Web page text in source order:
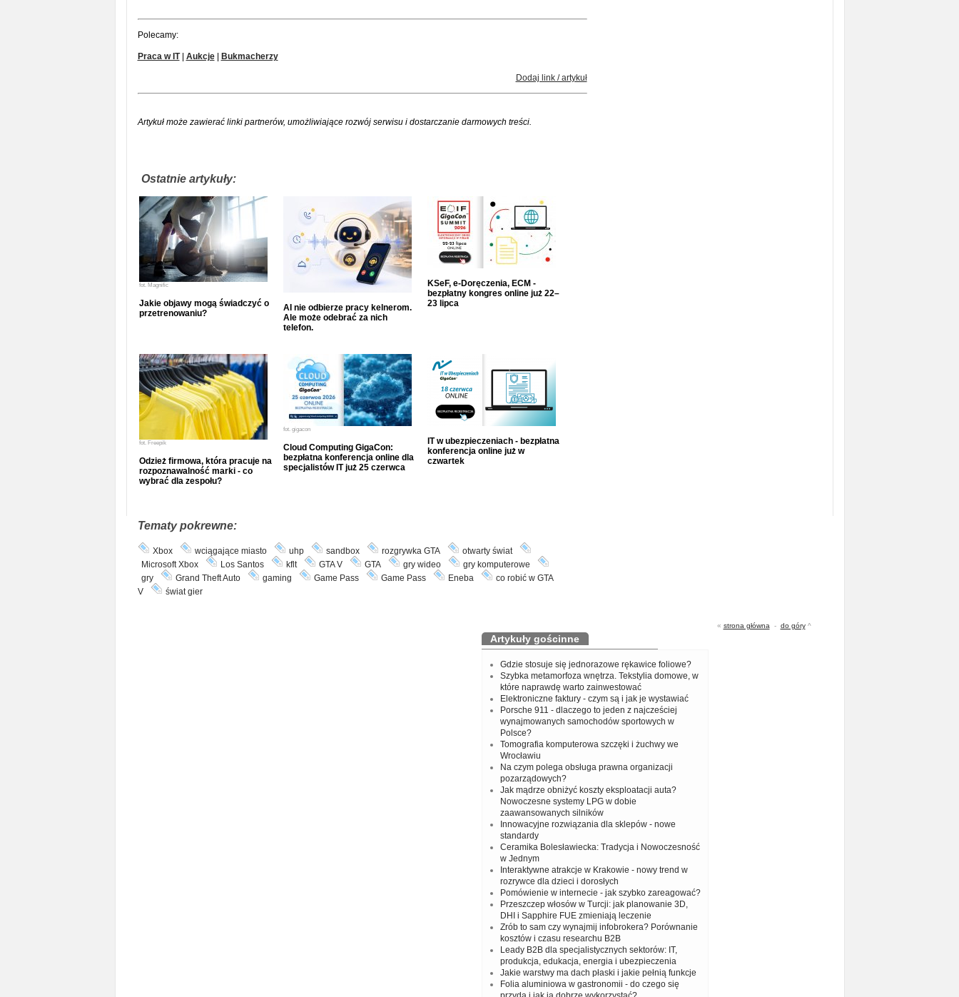
Polecamy:
Praca w IT| Aukcje| Bukmacherzy
Dodaj link / artykuł
Artykuł może zawierać linki partnerów, umożliwiające rozwój serwisu i dostarczanie darmowych treści.
Ostatnie artykuły:
fot. Magnific
Jakie objawy mogą świadczyć o
przetrenowaniu?
AI nie odbierze pracy kelnerom.
Ale może odebrać za nich
telefon.
KSeF, e-Doręczenia, ECM -
bezpłatny kongres online już 22–
23 lipca
fot. Freepik
Odzież firmowa, która pracuje na
rozpoznawalność marki - co
wybrać dla zespołu?
fot. gigacon
Cloud Computing GigaCon:
bezpłatna konferencja online dla
specjalistów IT już 25 czerwca
IT w ubezpieczeniach - bezpłatna
konferencja online już w
czwartek
Tematy pokrewne:
Xbox wciągające miasto uhp sandbox rozgrywka GTA
otwarty świat
Microsoft Xbox
Los Santos kflt GTA V GTA gry wideo
gry komputerowe
gry
Grand Theft Auto gaming Game Pass Game Pass Eneba
co robić w GTA
V
świat gier
« strona główna - do góry^
Artykuły gościnne
Gdzie stosuje się jednorazowe rękawice foliowe?
Szybka metamorfoza wnętrza. Tekstylia domowe, w
które naprawdę warto zainwestować
Elektroniczne faktury - czym są i jak je wystawiać
Porsche 911 - dlaczego to jeden z najcześciej
wynajmowanych samochodów sportowych w
Polsce?
Tomografia komputerowa szczęki i żuchwy we
Wrocławiu
Na czym polega obsługa prawna organizacji
pozarządowych?
Jak mądrze obniżyć koszty eksploatacji auta?
Nowoczesne systemy LPG w dobie
zaawansowanych silników
Innowacyjne rozwiązania dla sklepów - nowe
standardy
Ceramika Bolesławiecka: Tradycja i Nowoczesność
w Jednym
Interaktywne atrakcje w Krakowie - nowy trend w
rozrywce dla dzieci i dorosłych
Pomówienie w internecie - jak szybko zareagować?
Przeszczep włosów w Turcji: jak planowanie 3D,
DHI i Sapphire FUE zmieniają leczenie
Zrób to sam czy wynajmij infobrokera? Porównanie
kosztów i czasu researchu B2B
Leady B2B dla specjalistycznych sektorów: IT,
produkcja, edukacja, energia i ubezpieczenia
Jakie warstwy ma dach płaski i jakie pełnią funkcje
Folia aluminiowa w gastronomii - do czego się